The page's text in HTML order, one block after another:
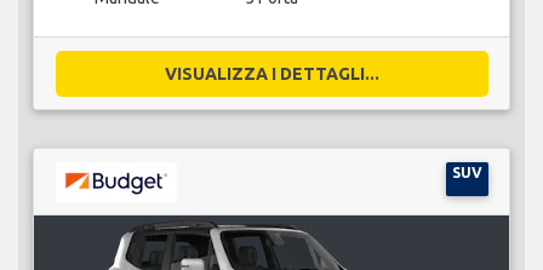
VISUALIZZA I DETTAGLI...
SUV